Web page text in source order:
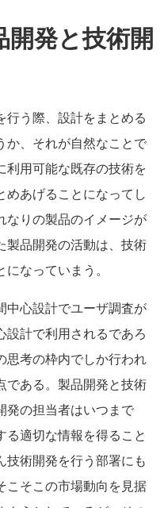
発と技術開
行う際、設計をまとめる
か、それが自然なことで
利用可能な既存の技術を
めあげることになってし
なりの製品のイメージが
製品開発の活動は、技術
なっていまう。
中心設計でユーザ調査が
設計で利用されるであろ
思考の枠内でしか行われ
である。製品開発と技術
発の担当者はいつまで
る適切な情報を得ること
技術開発を行う部署にも
こそこの市場動向を見据